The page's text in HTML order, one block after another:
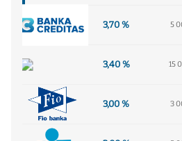
3,70 % 5
3,40 % 15
3,00 % 3